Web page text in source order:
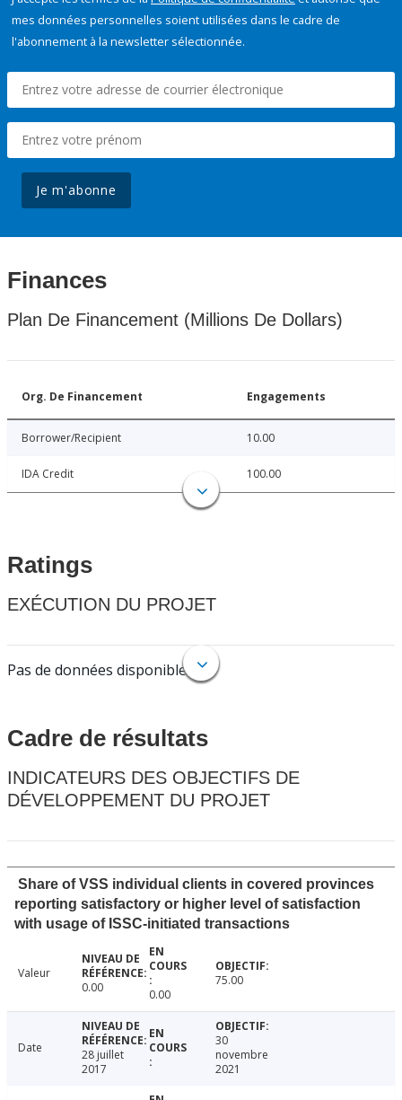
mes données personnelles soient utilisées dans le cadre de
l'abonnement à la newsletter sélectionnée.
Je m'abonne
Finances
Plan De Financement (Millions De Dollars)
Org. De Financement Engagements
Borrower/Recipient 10.00
IDA Credit 100.00
Ratings
EXÉCUTION DU PROJET
Pas de données disponibles.
Cadre de résultats
INDICATEURS DES OBJECTIFS DE
DÉVELOPPEMENT DU PROJET
Share of VSS individual clients in covered provinces
reporting satisfactory or higher level of satisfaction
with usage of ISSC-initiated transactions
Valeur
0.00
0.00
75.00
Date
28 juillet
2017
30
novembre
2021